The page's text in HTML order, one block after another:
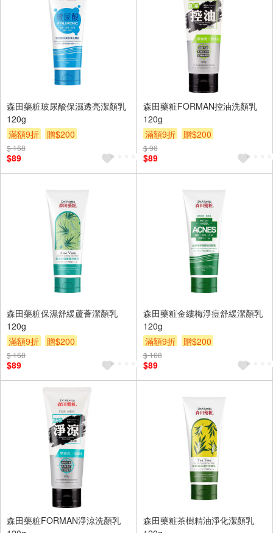
森田藥粧玻尿酸保濕透亮潔顏乳
120g
滿額9折
贈$200
$ 168
$89
森田藥粧FORMAN控油洗顏乳
120g
滿額9折
贈$200
$ 96
$89
森田藥粧保濕舒緩蘆薈潔顏乳
120g
滿額9折
贈$200
$ 168
$89
森田藥粧金縷梅淨痘舒緩潔顏乳
120g
滿額9折
贈$200
$ 168
$89
森田藥粧FORMAN淨涼洗顏乳
森田藥粧茶樹精油淨化潔顏乳